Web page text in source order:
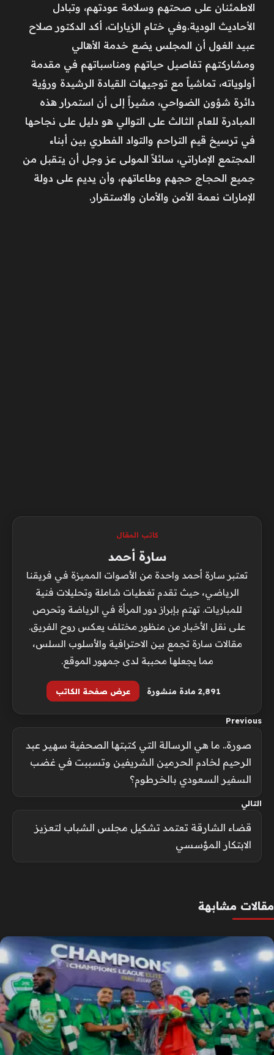
الاطمئنان على صحتهم وسلامة عودتهم، وتبادل
الأحاديث الودية.وفي ختام الزيارات، أكد الدكتور صلاح
عبيد الغول أن المجلس يضع خدمة الأهالي
ومشاركتهم تفاصيل حياتهم ومناسباتهم في مقدمة
أولوياته، تماشياً مع توجيهات القيادة الرشيدة ورؤية
دائرة شؤون الضواحي، مشيراً إلى أن استمرار هذه
المبادرة للعام الثالث على التوالي هو دليل على نجاحها
في ترسيخ قيم التراحم والتواد الفطري بين أبناء
المجتمع الإماراتي، سائلاً المولى عز وجل أن يتقبل من
جميع الحجاج حجهم وطاعاتهم، وأن يديم على دولة
الإمارات نعمة الأمن والأمان والاستقرار.
كاتب المقال
سارة أحمد
تعتبر سارة أحمد واحدة من الأصوات المميزة في فريقنا
الرياضي، حيث تقدم تغطيات شاملة وتحليلات فنية
للمباريات. تهتم بإبراز دور المرأة في الرياضة وتحرص
على نقل الأخبار من منظور مختلف يعكس روح الفريق.
مقالات سارة تجمع بين الاحترافية والأسلوب السلس،
مما يجعلها محببة لدى جمهور الموقع.
2٬891 مادة منشورة عرض صفحة الكاتب
Previous
صورة.. ما هي الرسالة التي كتبتها الصحفية سهير عبد
الرحيم لخادم الحرمين الشريفين وتسببت في غضب
السفير السعودي بالخرطوم؟
التالي
قضاء الشارقة تعتمد تشكيل مجلس الشباب لتعزيز
الابتكار المؤسسي
مقالات مشابهة